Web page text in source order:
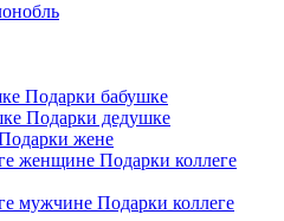
Подарки бабушке
Подарки дедушке
жене
Подарки коллеге
Подарки коллеге